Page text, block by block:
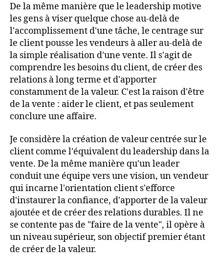
De la même manière que le leadership motive
les gens à viser quelque chose au-delà de
l'accomplissement d'une tâche, le centrage sur
le client pousse les vendeurs à aller au-delà de
la simple réalisation d'une vente. Il s'agit de
comprendre les besoins du client, de créer des
relations à long terme et d'apporter
constamment de la valeur. C'est la raison d'être
de la vente : aider le client, et pas seulement
conclure une affaire.
Je considère la création de valeur centrée sur le
client comme l'équivalent du leadership dans la
vente. De la même manière qu'un leader
conduit une équipe vers une vision, un vendeur
qui incarne l'orientation client s'efforce
d'instaurer la confiance, d'apporter de la valeur
ajoutée et de créer des relations durables. Il ne
se contente pas de "faire de la vente", il opère à
un niveau supérieur, son objectif premier étant
de créer de la valeur.